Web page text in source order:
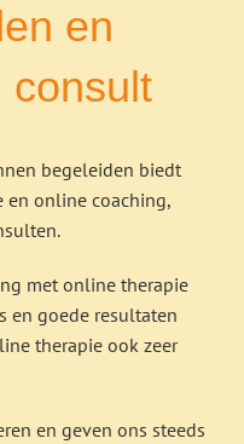
en
consult
begeleiden biedt
en online coaching,
met online therapie
en goede resultaten
therapie ook zeer
en geven ons steeds